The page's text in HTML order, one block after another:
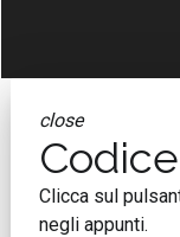
close
Clicca sul
negli appunti.